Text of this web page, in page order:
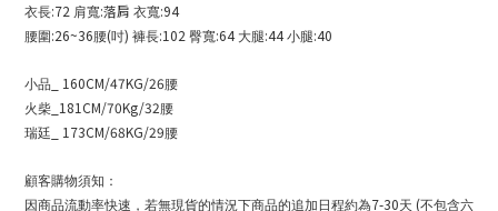
衣長:72 肩寬:落肩 衣寬:94
腰圍:26~36腰(吋) 褲長:102 臀寬:64大腿:44小腿:40
小品 _ 160CM/47KG/26腰
火柴 _181CM/70Kg/32腰
瑞廷 _ 173CM/68KG/29腰
顧客購物須知：
因商品流動率快速，若無現貨的情況下商品的追加日程約為7-30天 (不包含六